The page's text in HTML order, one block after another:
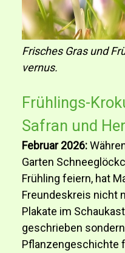
Frisches Gras und
vernus.
Frühlings-
Safran und
Februar 2026:
Garten
Frühling feiern, hat
Freundeskreis nicht
Plakate im
geschrieben
Pflanzengeschichte